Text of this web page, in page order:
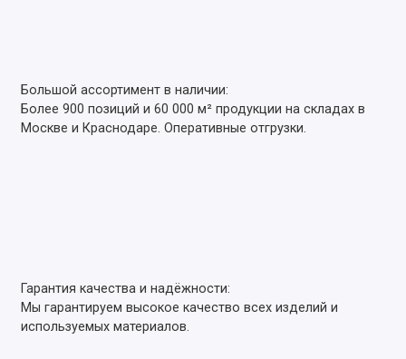
Большой ассортимент в наличии:
Более 900 позиций и 60 000 м² продукции на складах в
Москве и Краснодаре. Оперативные отгрузки.
Гарантия качества и надёжности:
Мы гарантируем высокое качество всех изделий и
используемых материалов.